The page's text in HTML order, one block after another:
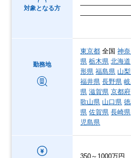
対象となる方
勤務地
東京都 全国神
県 栃木県 北海道
形県 福島県 山
福井県 長野県
県 滋賀県 京都府
歌山県 山口県
県 佐賀県 長崎県
児島県
350～1000万円